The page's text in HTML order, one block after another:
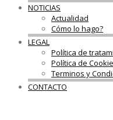
NOTICIAS
Actualidad
Cómo lo hago?
LEGAL
Política de
Política de
Terminos y
CONTACTO